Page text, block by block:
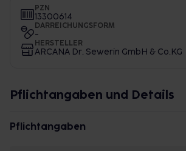
PZN
13300614
DARREICHUNGSFORM
-
HERSTELLER
ARCANA Dr. Sewerin GmbH & Co.KG
Pflichtangaben und Details
Pflichtangaben